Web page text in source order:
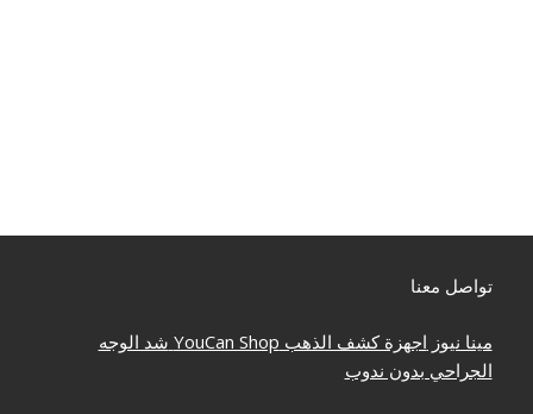
تواصل معنا
مينا نيوز اجهزة كشف الذهب YouCan Shop شد الوجه
الجراحي بدون ندوب